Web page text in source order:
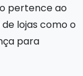
pertence ao
lojas como o
para